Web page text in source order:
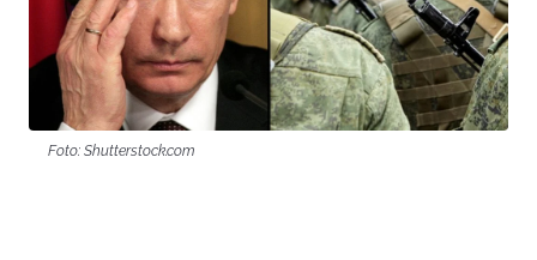
Foto: Shutterstock.com